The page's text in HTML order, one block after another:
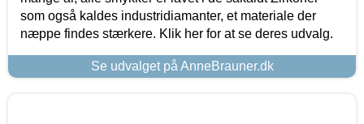
som også kaldes industridiamanter, et materiale der
næppe findes stærkere. Klik her for at se deres udvalg.
Se udvalget på AnneBrauner.dk